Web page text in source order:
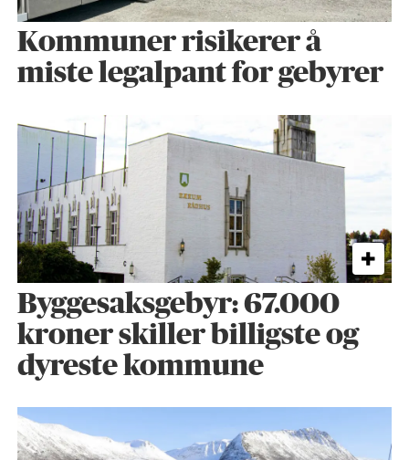
Kommuner risikerer å
miste legalpant for gebyrer
Byggesaks­gebyr: 67.000
kroner skiller billigste og
dyreste kommune